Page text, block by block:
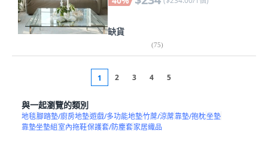
缺貨
(75)
1 2 3 4 5
與一起瀏覽的類別
地毯腳踏墊/廚房地墊遊戲/多功能地墊竹蓆/涼蓆靠墊/抱枕坐墊
靠墊坐墊組室內拖鞋保護套/防塵套家居織品